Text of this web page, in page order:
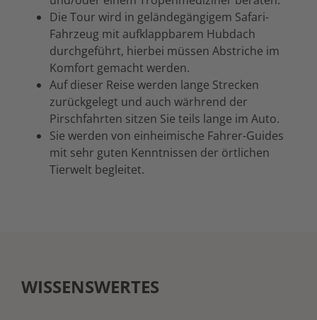
Die Tour wird in geländegängigem Safari-
Fahrzeug mit aufklappbarem Hubdach
durchgeführt, hierbei müssen Abstriche im
Komfort gemacht werden.
Auf dieser Reise werden lange Strecken
zurückgelegt und auch wärhrend der
Pirschfahrten sitzen Sie teils lange im Auto.
Sie werden von einheimische Fahrer-Guides
mit sehr guten Kenntnissen der örtlichen
Tierwelt begleitet.
WISSENSWERTES